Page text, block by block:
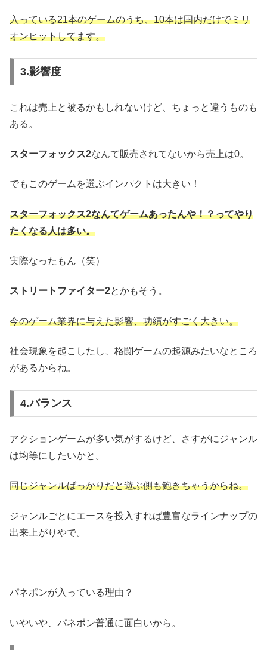
入っている21本のゲームのうち、10本は国内だけでミリ
オンヒットしてます。
3.影響度
これは売上と被るかもしれないけど、ちょっと違うものも
ある。
スターフォックス2なんて販売されてないから売上は0。
でもこのゲームを選ぶインパクトは大きい！
スターフォックス2なんてゲームあったんや！？ってやり
たくなる人は多い。
実際なったもん（笑）
ストリートファイター2とかもそう。
今のゲーム業界に与えた影響、功績がすごく大きい。
社会現象を起こしたし、格闘ゲームの起源みたいなところ
があるからね。
4.バランス
アクションゲームが多い気がするけど、さすがにジャンル
は均等にしたいかと。
同じジャンルばっかりだと遊ぶ側も飽きちゃうからね。
ジャンルごとにエースを投入すれば豊富なラインナップの
出来上がりやで。
パネポンが入っている理由？
いやいや、パネポン普通に面白いから。